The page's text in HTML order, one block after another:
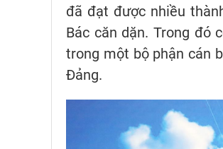
đã đạt được nhiều
Bác căn dặn. Trong đó
trong một bộ phận cán
Đảng.